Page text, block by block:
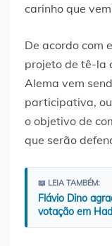
carinho que
De acordo com
projeto de tê-la
Alema vem
participativa,
o objetivo de
que serão
📖 LEIA TAMBÉM:
Flávio Dino
votação em